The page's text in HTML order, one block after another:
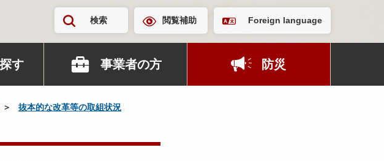
検索 閲覧補助 Foreign language
す 事業者の方 防災
抜本的な改革等の取組状況